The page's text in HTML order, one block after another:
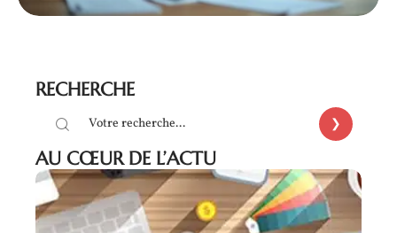
RECHERCHE
AU CŒUR DE L’ACTU